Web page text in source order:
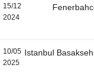
15/12
2024
10/05
2025
Istanbul